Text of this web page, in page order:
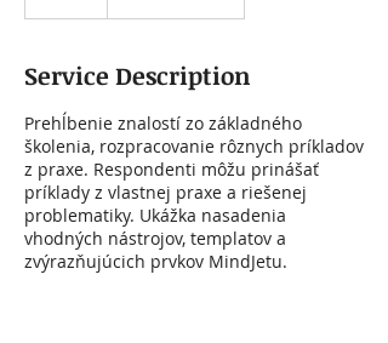
Service Description
Prehĺbenie znalostí zo základného
školenia, rozpracovanie rôznych príkladov
z praxe. Respondenti môžu prinášať
príklady z vlastnej praxe a riešenej
problematiky. Ukážka nasadenia
vhodných nástrojov, templatov a
zvýrazňujúcich prvkov MindJetu.